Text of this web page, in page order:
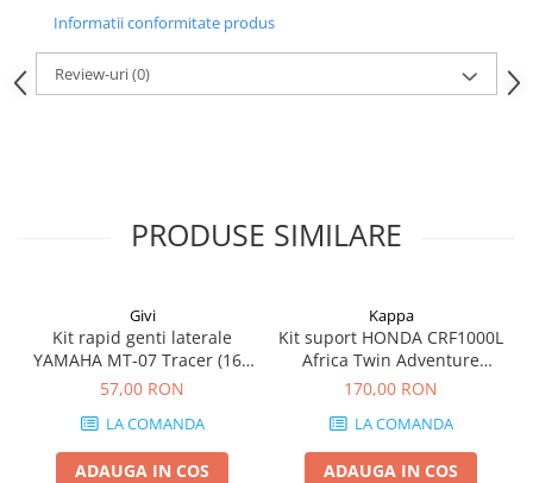
Informatii conformitate produs
Review-uri(0)
PRODUSE SIMILARE
Givi
Kit rapid genti laterale
YAMAHA MT-07 Tracer (16 -
19)
57,00 RON
LA COMANDA
ADAUGA IN COS
Kappa
Kit suport HONDA CRF1000L
Africa Twin Adventure
Sports (18 - 19) CRF1000L
170,00 RON
LA COMANDA
ADAUGA IN COS